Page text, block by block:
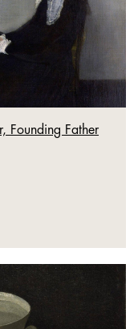
Founding Father